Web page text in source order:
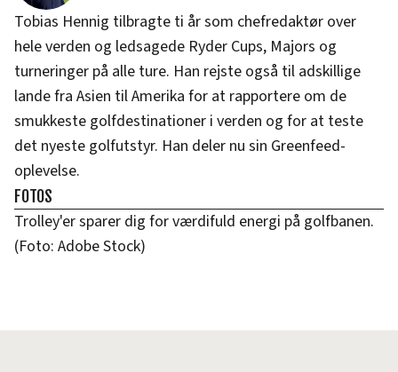
Tobias Hennig tilbragte ti år som chefredaktør over
hele verden og ledsagede Ryder Cups, Majors og
turneringer på alle ture. Han rejste også til adskillige
lande fra Asien til Amerika for at rapportere om de
smukkeste golfdestinationer i verden og for at teste
det nyeste golfutstyr. Han deler nu sin Greenfeed-
oplevelse.
FOTOS
Trolley'er sparer dig for værdifuld energi på golfbanen.
(Foto: Adobe Stock)